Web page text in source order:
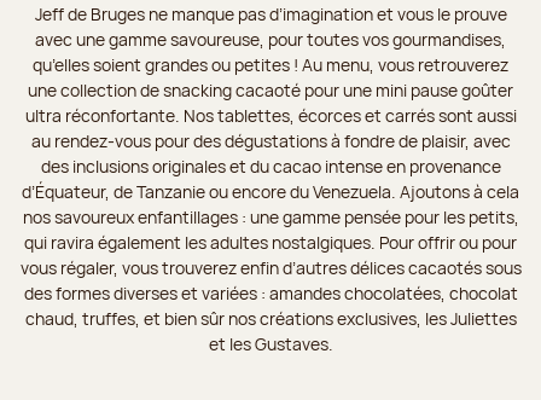
Jeff de Bruges ne manque pas d’imagination et vous le prouve
avec une gamme savoureuse, pour toutes vos gourmandises,
qu’elles soient grandes ou petites ! Au menu, vous retrouverez
une collection de snacking cacaoté pour une mini pause goûter
ultra réconfortante. Nos tablettes, écorces et carrés sont aussi
au rendez-vous pour des dégustations à fondre de plaisir, avec
des inclusions originales et du cacao intense en provenance
d’Équateur, de Tanzanie ou encore du Venezuela. Ajoutons à cela
nos savoureux enfantillages : une gamme pensée pour les petits,
qui ravira également les adultes nostalgiques. Pour offrir ou pour
vous régaler, vous trouverez enfin d’autres délices cacaotés sous
des formes diverses et variées : amandes chocolatées, chocolat
chaud, truffes, et bien sûr nos créations exclusives, les Juliettes
et les Gustaves.